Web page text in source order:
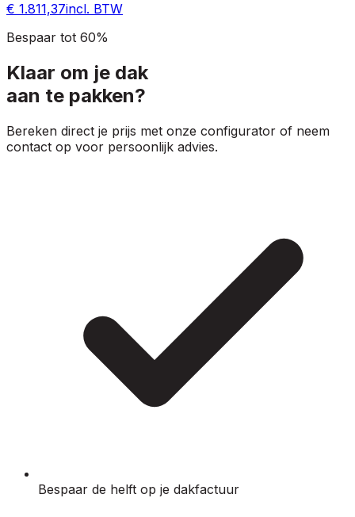
€ 1.811,37incl. BTW
Bespaar tot 60%
Klaar om je dak
aan te pakken?
Bereken direct je prijs met onze configurator of neem
contact op voor persoonlijk advies.
Bespaar de helft op je dakfactuur